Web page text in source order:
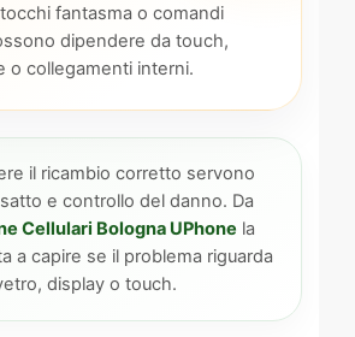
fantasma o comandi
dipendere da touch,
o collegamenti interni.
il ricambio corretto servono
e controllo del danno. Da
Cellulari Bologna UPhone la
a capire se il problema riguarda
display o touch.